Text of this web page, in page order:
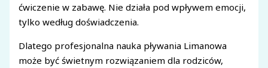
ćwiczenie w zabawę. Nie działa pod wpływem emocji,
tylko według doświadczenia.
Dlatego profesjonalna nauka pływania Limanowa
może być świetnym rozwiązaniem dla rodziców,